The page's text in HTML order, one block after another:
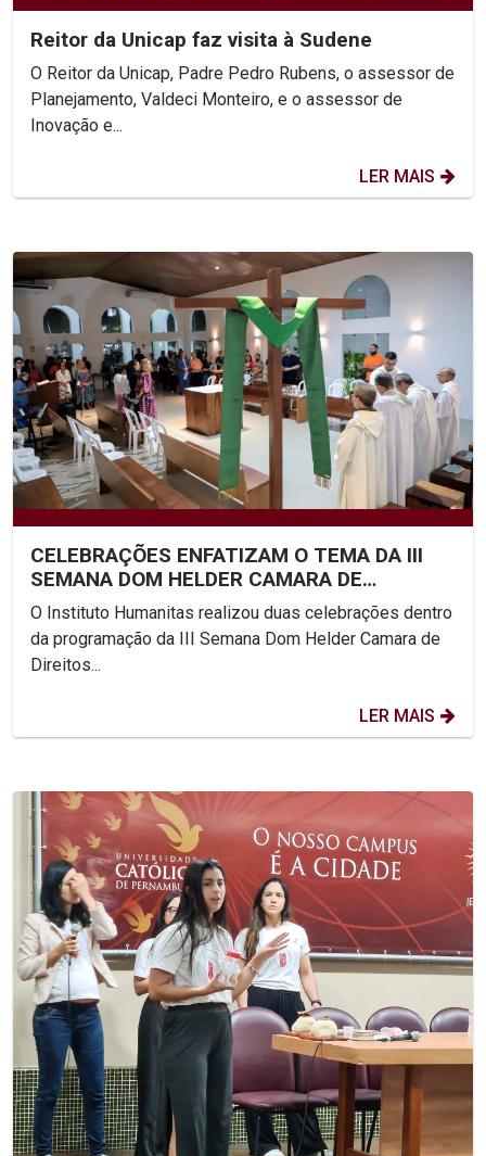
Reitor da Unicap faz visita à Sudene
O Reitor da Unicap, Padre Pedro Rubens, o assessor de
Planejamento, Valdeci Monteiro, e o assessor de
Inovação e...
LER MAIS
CELEBRAÇÕES ENFATIZAM O TEMA DA III
SEMANA DOM HELDER CAMARA DE
DIREITOS HUMANOS NA UNICAP
O Instituto Humanitas realizou duas celebrações dentro
da programação da III Semana Dom Helder Camara de
Direitos...
LER MAIS